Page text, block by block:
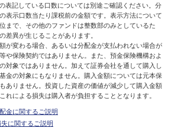
表記している口数については別途ご確認ください。分
表示口数当たり課税前の金額です。表示方法について
まで、その他のファンドは整数部のみとしているた
差異が生じることがあります。
が変わる場合、あるいは分配金が支払われない場合が
や保険契約ではありません。また、預金保険機構およ
対象ではありません。加えて証券会社を通して購入し
金の対象にもなりません。購入金額については元本保
ありません。投資した資産の価値が減少して購入金額
れによる損失は購入者が負担することとなります。
金に関するご説明
に関するご説明